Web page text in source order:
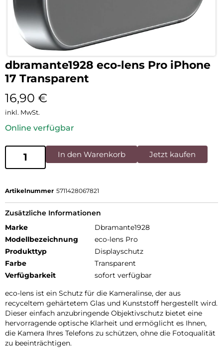
dbramante1928 eco-lens Pro iPhone
17 Transparent
16,90 €
inkl. MwSt.
Online verfügbar
In den Warenkorb Jetzt kaufen
Artikelnummer 5711428067821
Zusätzliche Informationen
Marke
Dbramante1928
Modellbezeichnung
eco-lens Pro
Produkttyp
Displayschutz
Farbe
Transparent
Verfügbarkeit
sofort verfügbar
eco-lens ist ein Schutz für die Kameralinse, der aus
recyceltem gehärtetem Glas und Kunststoff hergestellt wird.
Dieser einfach anzubringende Objektivschutz bietet eine
hervorragende optische Klarheit und ermöglicht es Ihnen,
die Kamera Ihres Telefons zu schützen, ohne die Fotoqualität
zu beeinträchtigen.